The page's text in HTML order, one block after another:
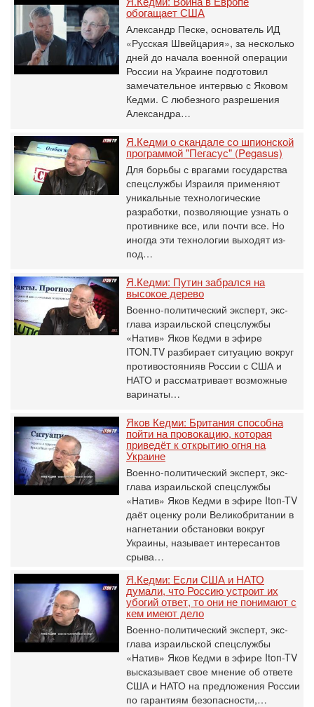
обогащает США
Александр Песке, основатель ИД
«Русская Швейцария», за несколько
дней до начала военной операции
России на Украине подготовил
замечательное интервью с Яковом
Кедми. С любезного разрешения
Александра…
Я.Кедми о скандале со шпионской
программой "Пегасус" (Pegasus)
Для борьбы с врагами государства
спецслужбы Израиля применяют
уникальные технологические
разработки, позволяющие узнать о
противнике все, или почти все. Но
иногда эти технологии выходят из-
под…
Я.Кедми: Путин забрался на
высокое дерево
Военно-политический эксперт, экс-
глава израильской спецслужбы
«Натив» Яков Кедми в эфире
ITON.TV разбирает ситуацию вокруг
противостоянияв России с США и
НАТО и рассматривает возможные
варинаты…
Яков Кедми: Британия способна
пойти на провокацию, которая
приведёт к открытию огня на
Украине
Военно-политический эксперт, экс-
глава израильской спецслужбы
«Натив» Яков Кедми в эфире Iton-TV
даёт оценку роли Великобритании в
нагнетании обстановки вокруг
Украины, называет интересантов
срыва…
Я.Кедми: Если США и НАТО
думали, что Россию устроит их
убогий ответ, то они не понимают с
кем имеют дело
Военно-политический эксперт, экс-
глава израильской спецслужбы
«Натив» Яков Кедми в эфире Iton-TV
высказывает свое мнение об ответе
США и НАТО на предложения России
по гарантиям безопасности,…